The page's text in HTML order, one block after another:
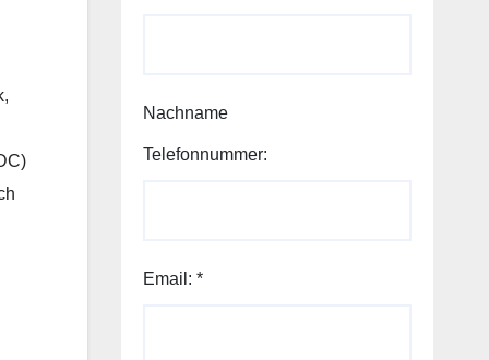
Nachname
Telefonnummer:
Email: *